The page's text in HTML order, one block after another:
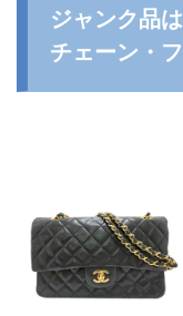
ジャンク品
チェーン・